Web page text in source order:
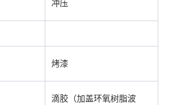
冲压
烤漆
滴胶（加盖环氧树脂波